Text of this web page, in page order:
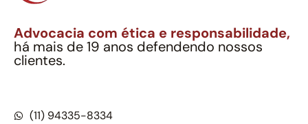
Advocacia com ética e responsabilidade,
há mais de 19 anos defendendo nossos
clientes.
(11) 94335-8334